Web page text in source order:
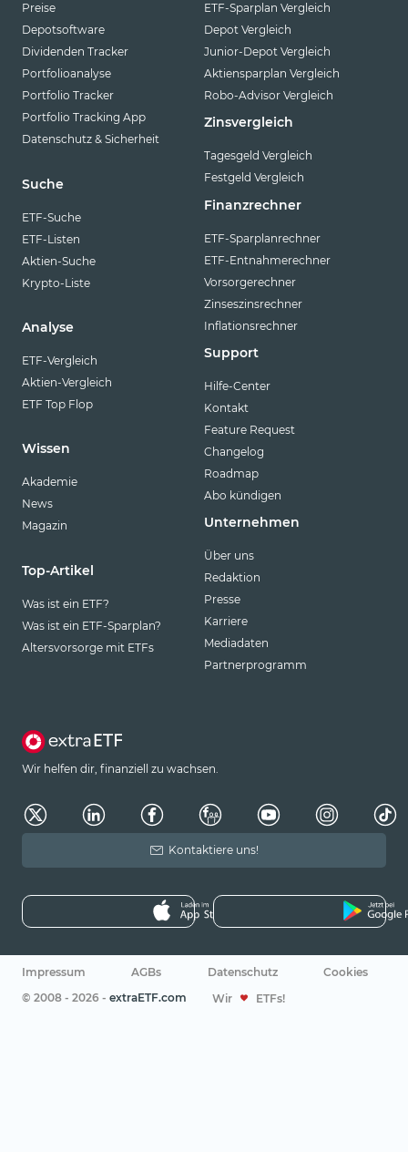
VND
ZAR
Preise
Depotsoftware
Dividenden Tracker
Portfolioanalyse
Portfolio Tracker
Portfolio Tracking App
Datenschutz & Sicherheit
Suche
ETF-Suche
ETF-Listen
Aktien-Suche
Krypto-Liste
Analyse
ETF-Vergleich
Aktien-Vergleich
ETF Top Flop
Wissen
Akademie
News
Magazin
Top-Artikel
Was ist ein ETF?
Was ist ein ETF-Sparplan?
Altersvorsorge mit ETFs
ETF-Sparplan Vergleich
Depot Vergleich
Junior-Depot Vergleich
Aktiensparplan Vergleich
Robo-Advisor Vergleich
Zinsvergleich
Tagesgeld Vergleich
Festgeld Vergleich
Finanzrechner
ETF-Sparplanrechner
ETF-Entnahmerechner
Vorsorgerechner
Zinseszinsrechner
Inflationsrechner
Support
Hilfe-Center
Kontakt
Feature Request
Changelog
Roadmap
Abo kündigen
Unternehmen
Über uns
Redaktion
Presse
Karriere
Mediadaten
Partnerprogramm
Wir helfen dir, finanziell zu wachsen.
Kontaktiere uns!
Impressum AGBs Datenschutz
Cookies
© 2008 - 2026 - extraETF.com Wir ETFs!